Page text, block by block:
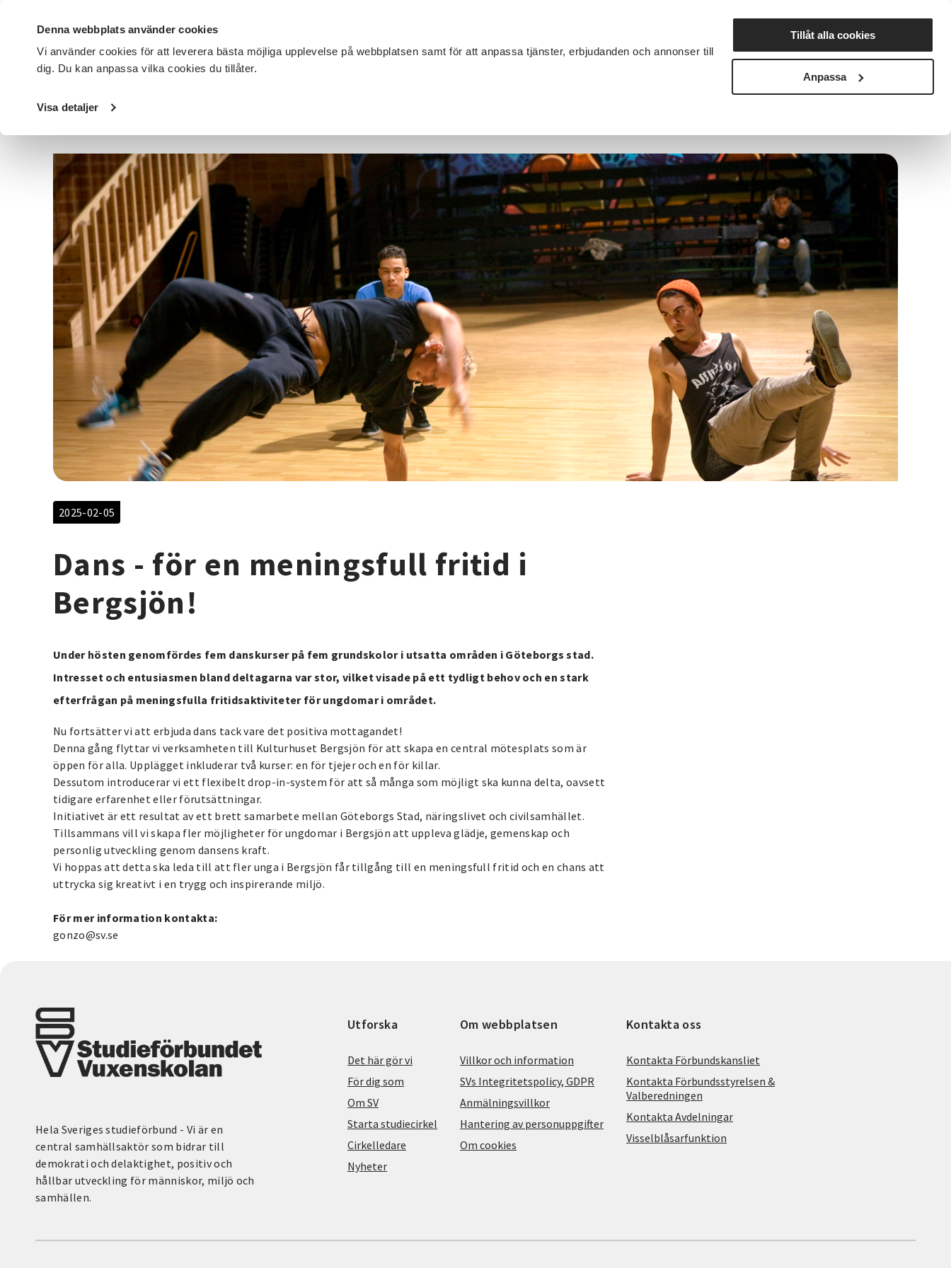
Denna webbplats använder cookies
Vi använder cookies för att leverera bästa möjliga upplevelse på webbplatsen samt för att anpassa tjänster, erbjudanden och annonser till
dig. Du kan anpassa vilka cookies du tillåter.
Visa detaljer
Tillåt alla cookies
Anpassa
DET HÄR GÖR VI FÖR DIG SOM SÖK KURSER OCH EVENEMANG Nyheter Avdelningar
Startsida / Avdelningar
2025-02-05
Dans - för en meningsfull fritid i
Bergsjön!
Under hösten genomfördes fem danskurser på fem grundskolor i utsatta områden i Göteborgs stad.
Intresset och entusiasmen bland deltagarna var stor, vilket visade på ett tydligt behov och en stark
efterfrågan på meningsfulla fritidsaktiviteter för ungdomar i området.
Nu fortsätter vi att erbjuda dans tack vare det positiva mottagandet!
Denna gång flyttar vi verksamheten till Kulturhuset Bergsjön för att skapa en central mötesplats som är
öppen för alla. Upplägget inkluderar två kurser: en för tjejer och en för killar.
Dessutom introducerar vi ett flexibelt drop-in-system för att så många som möjligt ska kunna delta, oavsett
tidigare erfarenhet eller förutsättningar.
Initiativet är ett resultat av ett brett samarbete mellan Göteborgs Stad, näringslivet och civilsamhället.
Tillsammans vill vi skapa fler möjligheter för ungdomar i Bergsjön att uppleva glädje, gemenskap och
personlig utveckling genom dansens kraft.
Vi hoppas att detta ska leda till att fler unga i Bergsjön får tillgång till en meningsfull fritid och en chans att
uttrycka sig kreativt i en trygg och inspirerande miljö.
För mer information kontakta:
gonzo@sv.se
Hela Sveriges studieförbund - Vi är en
central samhällsaktör som bidrar till
demokrati och delaktighet, positiv och
hållbar utveckling för människor, miljö och
samhällen.
Utforska
Det här gör vi
För dig som
Om SV
Starta studiecirkel
Cirkelledare
Nyheter
Om webbplatsen
Villkor och information
SVs Integritetspolicy, GDPR
Anmälningsvillkor
Hantering av personuppgifter
Om cookies
Kontakta oss
Kontakta Förbundskansliet
Kontakta Förbundsstyrelsen &
Valberedningen
Kontakta Avdelningar
Visselblåsarfunktion